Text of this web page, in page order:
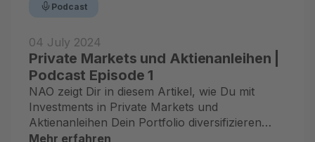
Podcast
04 July 2024
Private Markets und Aktienanleihen |
Podcast Episode 1
NAO zeigt Dir in diesem Artikel, wie Du mit
Investments in Private Markets und
Aktienanleihen Dein Portfolio diversifizieren
kannst.
Mehr erfahren